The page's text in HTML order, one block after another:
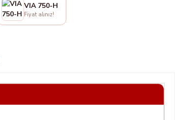
VIA 750-H
Fiyat alınız!